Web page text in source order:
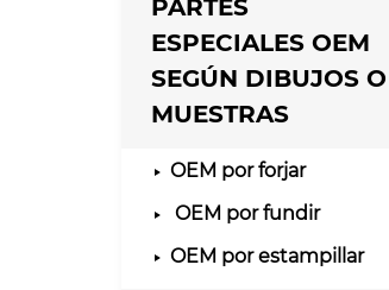
ESPECIALES OEM
SEGÚN DIBUJOS O
MUESTRAS
OEM por forjar
OEM por fundir
OEM por estampillar